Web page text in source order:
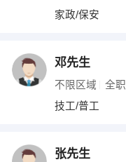
家政/保安
邓先生
不限区域 全职
技工/普工
张先生